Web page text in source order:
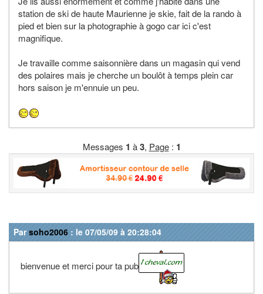
station de ski de haute Maurienne je skie, fait de la rando à
pied et bien sur la photographie à gogo car ici c'est
magnifique.
Je travaille comme saisonnière dans un magasin qui vend
des polaires mais je cherche un boulôt à temps plein car
hors saison je m'ennuie un peu.
Messages 1 à3, Page: 1
Parsoho2006 : le 07/05/09 à 20:28:04
bienvenue et merci pour ta pub